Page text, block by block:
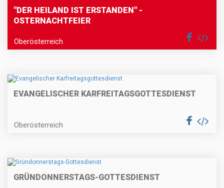
"DER HEILAND IST ERSTANDEN" -
OSTERNACHTFEIER
Oberösterreich
EVANGELISCHER KARFREITAGSGOTTESDIENST
Oberösterreich
GRÜNDONNERSTAGS-GOTTESDIENST